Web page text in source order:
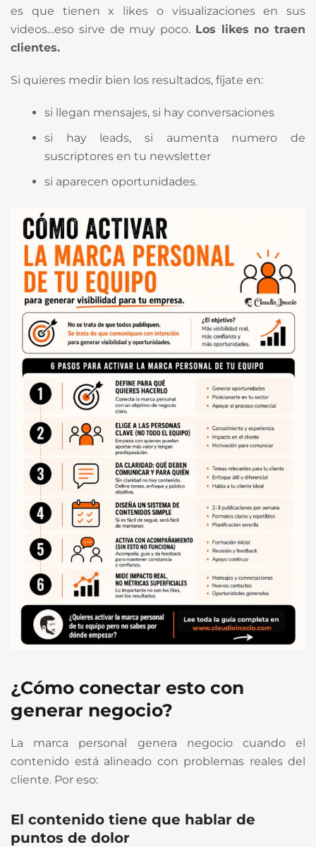
es que tienen x likes o visualizaciones en sus
videos…eso sirve de muy poco. Los likes no traen
clientes.
Si quieres medir bien los resultados, fíjate en:
si llegan mensajes, si hay conversaciones
si hay leads, si aumenta numero de
suscriptores en tu newsletter
si aparecen oportunidades.
¿Cómo conectar esto con
generar negocio?
La marca personal genera negocio cuando el
contenido está alineado con problemas reales del
cliente. Por eso:
El contenido tiene que hablar de
puntos de dolor